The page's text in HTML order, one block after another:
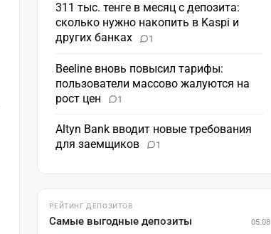
311 тыс. тенге в месяц с депозита:
сколько нужно накопить в Kaspi и
других банках
1
Beeline вновь повысил тарифы:
пользователи массово жалуются на
рост цен
1
Altyn Bank вводит новые требования
для заемщиков
1
РЕЙТИНГ ДЕПОЗИТОВ
Самые выгодные депозиты 05.08